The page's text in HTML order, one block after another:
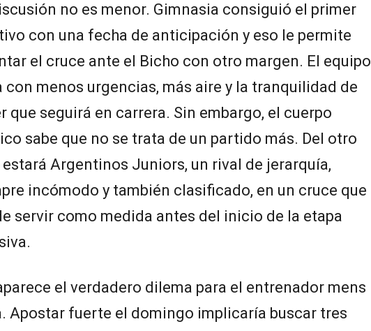
no es menor. Gimnasia consiguió el primer
con una fecha de anticipación y eso le permite
el cruce ante el Bicho con otro margen. El equipo
con menos urgencias, más aire y la tranquilidad de
que seguirá en carrera. Sin embargo, el cuerpo
sabe que no se trata de un partido más. Del otro
estará Argentinos Juniors, un rival de jerarquía,
incómodo y también clasificado, en un cruce que
servir como medida antes del inicio de la etapa
el verdadero dilema para el entrenador mens
Apostar fuerte el domingo implicaría buscar tres